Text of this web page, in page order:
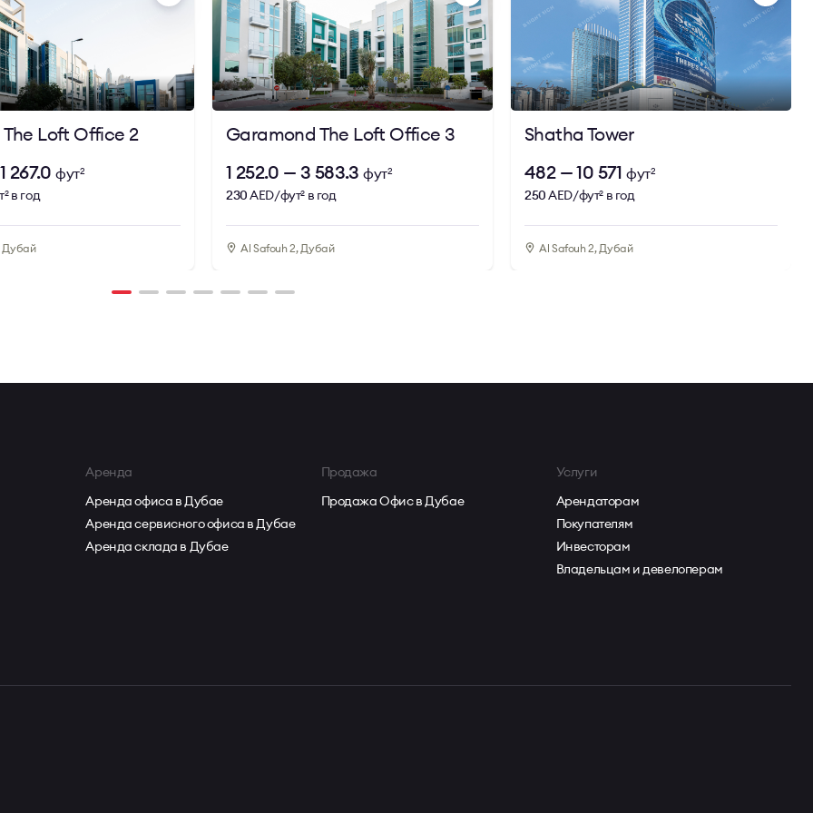
Zayed Road гарантирует оперативный доступ к ключевым
инфраструктурой башни. Профессиональная центральная
части здания удобны для проведения встреч и приёма
расположению в свободной зоне и современным
Tower представляет собой практичное решение для
устойчивый деловой имидж в Dubai Media City.
Palm Jumeirah
зоны
кластерам
Loft Office 2
267.0фут2
2 в год
Дубай
Garamond The Loft Office 3
1 252.0 — 3 583.3фут2
230AED/фут2 в год
Al Safouh 2, Дубай
Shatha Tower
482 — 10 571фут2
250AED/фут2 в год
Al Safouh 2, Дубай
Аренда
Аренда офиса в Дубае
Аренда сервисного офиса в Дубае
Аренда склада в Дубае
Продажа
Продажа Офис в Дубае
Услуги
Арендаторам
Покупателям
Инвесторам
Владельцам и девелоперам